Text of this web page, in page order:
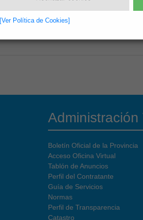
[Ver Política de Cookies]
Administración
Boletín Oficial de la Provincia
Acceso Oficina Virtual
Tablón de Anuncios
Perfil del Contratante
Guía de Servicios
Normas
Perfil de Transparencia
Catastro